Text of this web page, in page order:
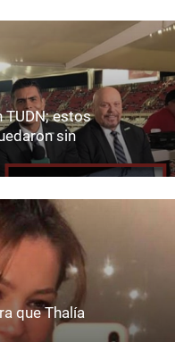
TUDN; estos
sin
que Thalía